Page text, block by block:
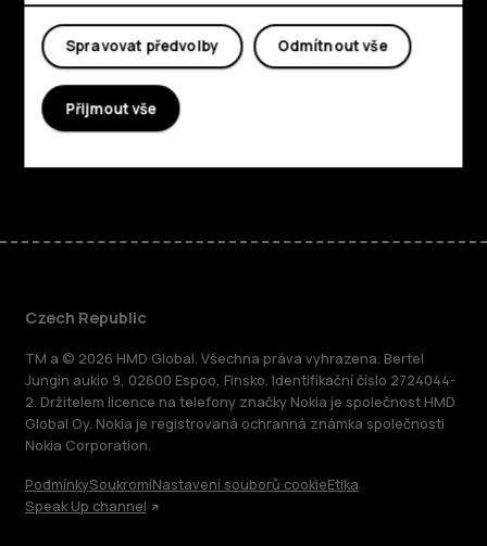
O nás
Planet and people
Podpora
Czech Republic
TM a © 2026 HMD Global. Všechna práva vyhrazena. Bertel
Jungin aukio 9, 02600 Espoo, Finsko. Identifikační číslo 2724044-
2. Držitelem licence na telefony značky Nokia je společnost HMD
Global Oy. Nokia je registrovaná ochranná známka společnosti
Nokia Corporation.
PodmínkySoukromíNastavení souborů cookieEtika
Speak Up channel
Odmítnout vše
Spravovat předvolby
Přijmout vše